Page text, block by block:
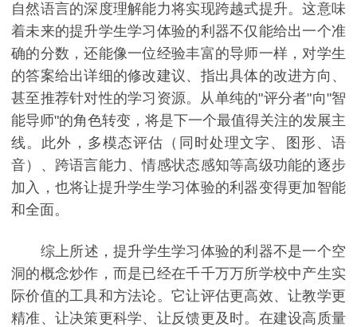
自然语言的深度理解能力将实现跨越式提升。这意味
着未来的提升学生学习体验的利器不仅能给出一个准
确的分数，还能像一位经验丰富的导师一样，对学生
的答案给出详细的修改建议、指出具体的改进方向、
甚至推荐针对性的学习资源。从单纯的"评分者"向"智
能导师"的角色转变，将是下一个最值得关注的发展主
线。此外，多模态评估（同时处理文字、图形、语
音）、跨语言能力、情感状态感知等高级功能的逐步
加入，也将让提升学生学习体验的利器变得更加智能
和全面。
综上所述，提升学生学习体验的利器不是一个空
洞的概念炒作，而是已经在千千万万所学校中产生实
际价值的工具和方法论。它让评估更高效、让教学更
精准、让决策更科学、让反馈更及时。在建设高质量